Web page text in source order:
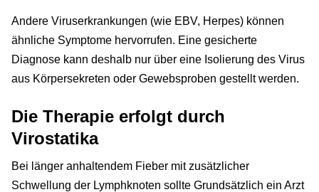
Andere Viruserkrankungen (wie EBV, Herpes) können
ähnliche Symptome hervorrufen. Eine gesicherte
Diagnose kann deshalb nur über eine Isolierung des Virus
aus Körpersekreten oder Gewebsproben gestellt werden.
Die Therapie erfolgt durch
Virostatika
Bei länger anhaltendem Fieber mit zusätzlicher
Schwellung der Lymphknoten sollte Grundsätzlich ein Arzt